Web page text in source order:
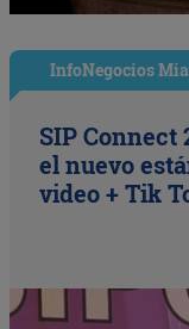
InfoNegocios
SIP Connect
el nuevo
video + Tik